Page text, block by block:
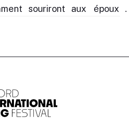
souriront
aux
époux
.